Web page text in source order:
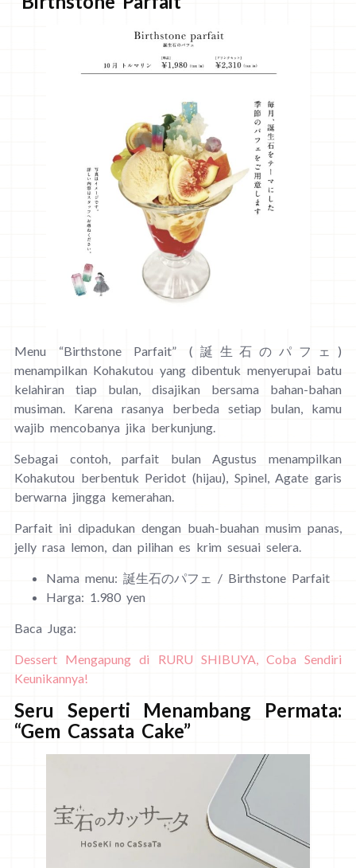
Menu “Birthstone Parfait” (誕生石のパフェ)
menampilkan Kohakutou yang dibentuk menyerupai batu
kelahiran tiap bulan, disajikan bersama bahan-bahan
musiman. Karena rasanya berbeda setiap bulan, kamu
wajib mencobanya jika berkunjung.
Sebagai contoh, parfait bulan Agustus menampilkan
Kohakutou berbentuk Peridot (hijau), Spinel, Agate garis
berwarna jingga kemerahan.
Parfait ini dipadukan dengan buah-buahan musim panas,
jelly rasa lemon, dan pilihan es krim sesuai selera.
Nama menu: 誕生石のパフェ / Birthstone Parfait
Harga: 1.980 yen
Baca Juga:
Dessert Mengapung di RURU SHIBUYA, Coba Sendiri
Keunikannya!
Seru Seperti Menambang Permata:
“Gem Cassata Cake”